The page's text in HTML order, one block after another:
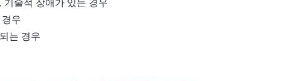
기술적 장애가 있는 경우
우
는 경우